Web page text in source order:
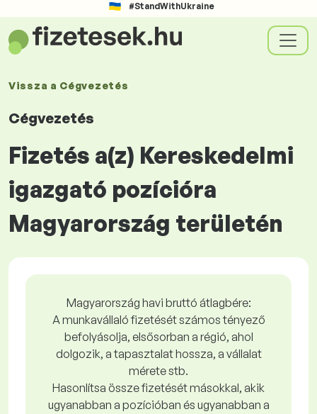
#StandWithUkraine
Vissza a Cégvezetés
Cégvezetés
Fizetés a(z) Kereskedelmi
igazgató pozícióra
Magyarország területén
Magyarország havi bruttó átlagbére:
A munkavállaló fizetését számos tényező
befolyásolja, elsősorban a régió, ahol
dolgozik, a tapasztalat hossza, a vállalat
mérete stb.
Hasonlítsa össze fizetését másokkal, akik
ugyanabban a pozícióban és ugyanabban a